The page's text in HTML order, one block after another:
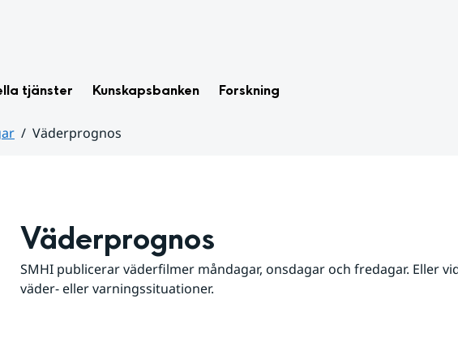
tjänster Kunskapsbanken Forskning
Väderprognos
Väderprognos
SMHI publicerar väderfilmer måndagar, onsdagar och fredagar. Eller
väder- eller varningssituationer.